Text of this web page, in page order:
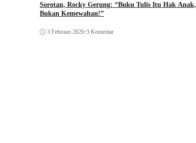
Sorotan, Rocky Gerung: “Buku Tulis Itu Hak Anak,
Bukan Kemewahan!”
3 Februari 2026•3 Komentar